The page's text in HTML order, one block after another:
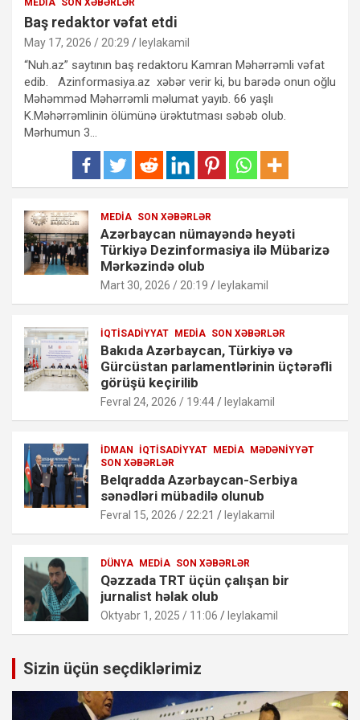
Baş redaktor vəfat etdi
May 17, 2026 / 20:29 leylakamil
“Nuh.az” saytının baş redaktoru Kamran Məhərrəmli vəfat
edib. Azinformasiya.az xəbər verir ki, bu barədə onun oğlu
Məhəmməd Məhərrəmli məlumat yayıb. 66 yaşlı
K.Məhərrəmlinin ölümünə ürəktutması səbəb olub.
Mərhumun 3…
MEDIA SON XƏBƏRLƏR
Azərbaycan nümayəndə heyəti
Türkiyə Dezinformasiya ilə Mübarizə
Mərkəzində olub
Mart 30, 2026 / 20:19 leylakamil
İQTISADIYYAT MEDIA SON XƏBƏRLƏR
Bakıda Azərbaycan, Türkiyə və
Gürcüstan parlamentlərinin üçtərəfli
görüşü keçirilib
Fevral 24, 2026 / 19:44 leylakamil
İDMAN İQTISADIYYAT MEDIA MƏDƏNIYYƏT
SON XƏBƏRLƏR
Belqradda Azərbaycan-Serbiya
sənədləri mübadilə olunub
Fevral 15, 2026 / 22:21 leylakamil
DÜNYA MEDIA SON XƏBƏRLƏR
Qəzzada TRT üçün çalışan bir
jurnalist həlak olub
Oktyabr 1, 2025 / 11:06 leylakamil
Sizin üçün seçdiklərimiz